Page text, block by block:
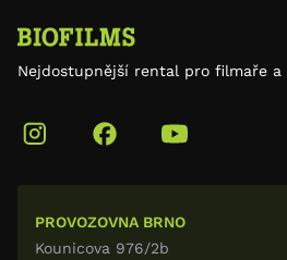
Nejdostupnější rental pro filmaře a
PROVOZOVNA BRNO
Kounicova 976/2b